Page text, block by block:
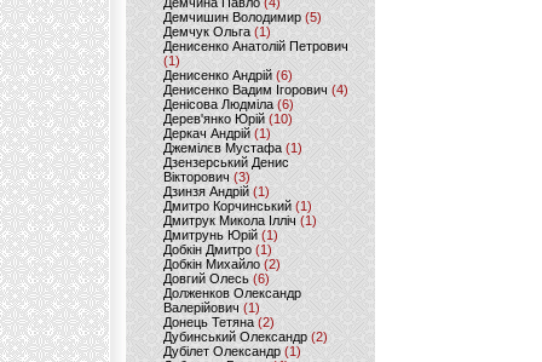
Демчишин Володимир (5)
Демчук Ольга(1)
Денисенко Анатолій Петрович
(1)
Денисенко Андрій (6)
Денисенко Вадим Ігорович (4)
Денісова Людміла(6)
Дерев'янко Юрій(10)
Деркач Андрій(1)
Джемілєв Мустафа (1)
Дзензерський Денис
Вікторович (3)
Дзинзя Андрій (1)
Дмитро Корчинський (1)
Дмитрук Микола Ілліч (1)
Дмитрунь Юрій (1)
Добкін Дмитро(1)
Добкін Михайло (2)
Довгий Олесь (6)
Долженков Олександр
Валерійович (1)
Донець Тетяна (2)
Дубинський Олександр(2)
Дубілет Олександр (1)